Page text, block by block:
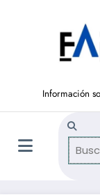
Información